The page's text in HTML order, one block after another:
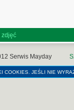
zdjęć
Serwis Mayday
COOKIES. JEŚLI NIE